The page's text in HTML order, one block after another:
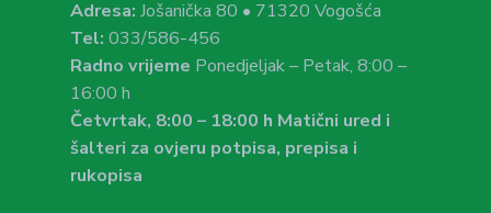
Adresa: Jošanička 80 • 71320 Vogošća
Tel: 033/586-456
Radno vrijeme Ponedjeljak – Petak, 8:00 –
16:00 h
Četvrtak, 8:00 – 18:00 h Matični ured i
šalteri za ovjeru potpisa, prepisa i
rukopisa